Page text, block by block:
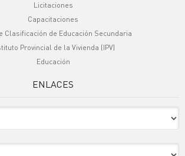
Licitaciones
Capacitaciones
Clasificación de Educación Secundaria
Provincial de la Vivienda (IPV)
Educación
ENLACES